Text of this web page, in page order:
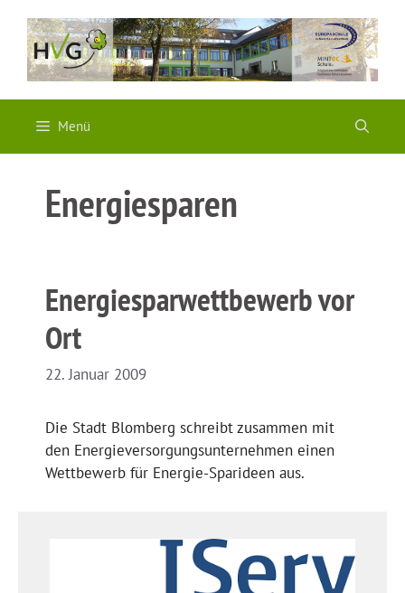
Inhalt
springen
Menü
Energiesparen
Energiesparwettbewerb vor
Ort
22. Januar 2009
Die Stadt Blomberg schreibt zusammen mit
den Energieversorgungsunternehmen einen
Wettbewerb für Energie-Sparideen aus.